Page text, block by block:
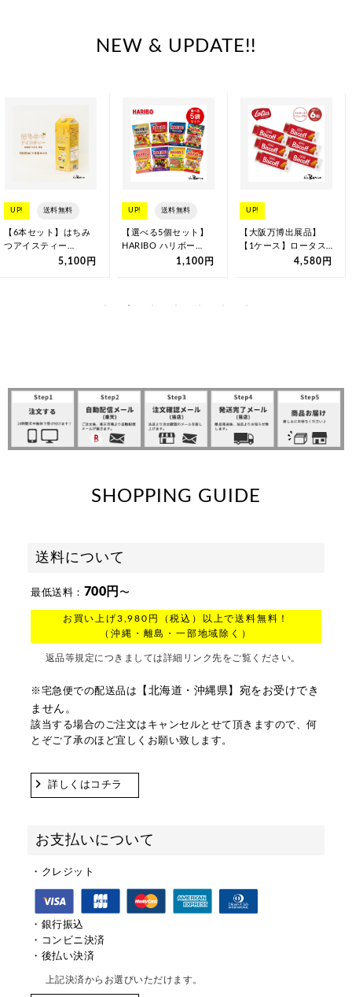
NEW & UPDATE!!
UP! 送料無料
【6本セット】はちみ
つアイスティー
1000ml×6 | 常温宅急
5,100円
UP! 送料無料
【選べる5個セット】
HARIBO ハリボー
80g×5 ｜クリックポス
1,100円
UP!
【大阪万博出展品】
【1ケース】ロータス
ビスコフ オリジナル
4,580円
SHOPPING GUIDE
送料について
最低送料： 700円 〜
お買い上げ3,980円（税込）以上で送料無料！
（沖縄・離島・一部地域除く）
返品等規定につきましては詳細リンク先をご覧ください。
※宅急便での配送品は
【北海道・沖縄県】宛をお受けでき
ません。
該当する場合のご注文はキャンセルとせて頂きますので、何
とぞご了承のほど宜しくお願い致します。
詳しくはコチラ
お支払いについて
・クレジット
・銀行振込
・コンビニ決済
・後払い決済
上記決済からお選びいただけます。